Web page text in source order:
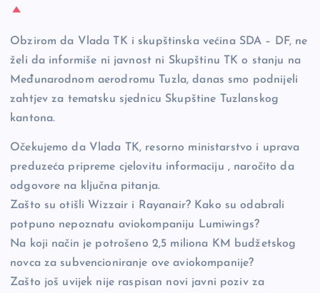
Obzirom da Vlada TK i skupštinska većina SDA – DF, ne
želi da informiše ni javnost ni Skupštinu TK o stanju na
Međunarodnom aerodromu Tuzla, danas smo podnijeli
zahtjev za tematsku sjednicu Skupštine Tuzlanskog
kantona.
Očekujemo da Vlada TK, resorno ministarstvo i uprava
preduzeća pripreme cjelovitu informaciju , naročito da
odgovore na ključna pitanja.
Zašto su otišli Wizzair i Rayanair? Kako su odabrali
potpuno nepoznatu aviokompaniju Lumiwings?
Na koji način je potrošeno 2,5 miliona KM budžetskog
novca za subvencioniranje ove aviokompanije?
Zašto još uvijek nije raspisan novi javni poziv za